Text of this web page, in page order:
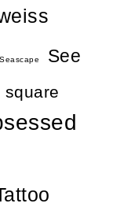
Seascape See
square